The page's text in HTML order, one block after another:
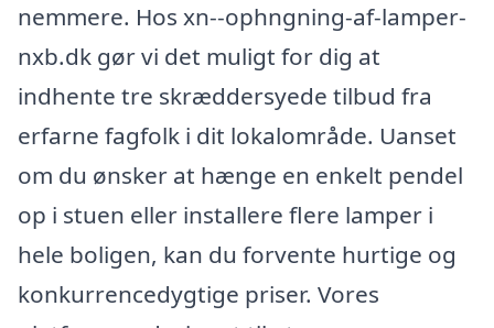
nemmere. Hos xn--ophngning-af-lamper-
nxb.dk gør vi det muligt for dig at
indhente tre skræddersyede tilbud fra
erfarne fagfolk i dit lokalområde. Uanset
om du ønsker at hænge en enkelt pendel
op i stuen eller installere flere lamper i
hele boligen, kan du forvente hurtige og
konkurrencedygtige priser. Vores